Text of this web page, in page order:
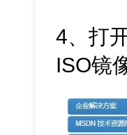
4、打
ISO镜